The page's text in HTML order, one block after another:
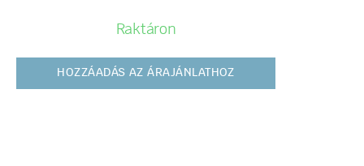
Raktáron
HOZZÁADÁS AZ ÁRAJÁNLATHOZ